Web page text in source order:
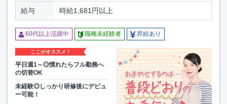
給与 時給1,681円以上
60代以上活躍中 職種未経験者 昇給あり
ここがオススメ！
平日週1～◎慣れたらフル勤務へ
の切替OK
未経験◎しっかり研修後にデビュ
ー可能！